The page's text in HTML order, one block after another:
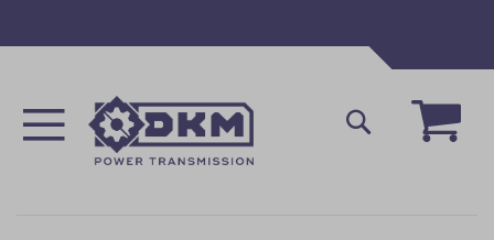
Mój
Szukaj